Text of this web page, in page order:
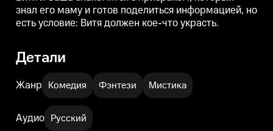
знал его маму и готов поделиться информацией, но
есть условие: Витя должен кое-что украсть.
Детали
Жанр Комедия Фэнтези Мистика
Аудио Русский